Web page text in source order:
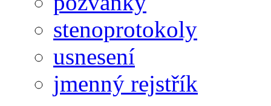
stenoprotokoly
usnesení
jmenný rejstřík